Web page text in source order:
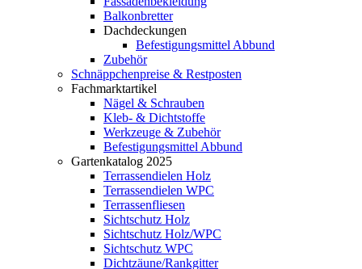
Balkonbretter
Dachdeckungen
Befestigungsmittel Abbund
Zubehör
Schnäppchenpreise & Restposten
Fachmarktartikel
Nägel & Schrauben
Kleb- & Dichtstoffe
Werkzeuge & Zubehör
Befestigungsmittel Abbund
Gartenkatalog 2025
Terrassendielen Holz
Terrassendielen WPC
Terrassenfliesen
Sichtschutz Holz
Sichtschutz Holz/WPC
Sichtschutz WPC
Dichtzäune/Rankgitter